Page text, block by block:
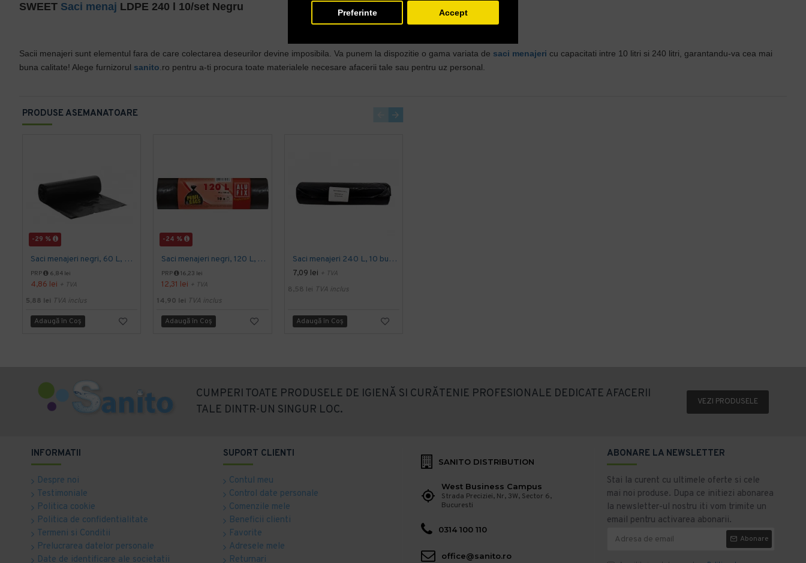
Preferinte Accept
PRODUSE ASEMANATOARE
-29 %
Saci menajeri negri, 60 L, 50 buc/rola
PRP 6,84 lei
4,86 lei + TVA
5,88 lei TVA inclus
Adaugă în Coş
-24 %
Saci menajeri negri, 120 L, Alufix, 10 buc/rola
PRP 16,23 lei
12,31 lei + TVA
14,90 lei TVA inclus
Adaugă în Coş
Saci menajeri 240 L, 10 buc / rola
7,09 lei + TVA
8,58 lei TVA inclus
Adaugă în Coş
SWEET Saci menaj LDPE 240 l 10/set Negru
Sacii menajeri sunt elementul fara de care colectarea deseurilor devine imposibila. Va punem la dispozitie o gama variata de saci menajeri cu capacitati intre 10 litri si 240 litri, garantandu-va cea mai
buna calitate! Alege furnizorul sanito .ro pentru a-ti procura toate materialele necesare afacerii tale sau pentru uz personal.
CUMPERI TOATE PRODUSELE DE IGIENĂ SI CURĂTENIE PROFESIONALE DEDICATE AFACERII
TALE DINTR-UN SINGUR LOC.
VEZI PRODUSELE
INFORMATII
Despre noi
Testimoniale
Politica cookie
Politica de confidentialitate
Termeni si Conditii
Prelucrarea datelor personale
Date de identificare ale societatii
SUPORT CLIENTI
Contul meu
Control date personale
Comenzile mele
Beneficii clienti
Favorite
Adresele mele
Returnari
SANITO DISTRIBUTION
West Business Campus
Strada Preciziei, Nr, 3W, Sector 6,
Bucuresti
0314 100 110
office@sanito.ro
ABONARE LA NEWSLETTER
Stai la curent cu ultimele oferte si cele
mai noi produse. Dupa ce initiezi abonarea
la newsletter-ul nostru iti vom trimite un
email pentru activarea abonarii.
Abonare